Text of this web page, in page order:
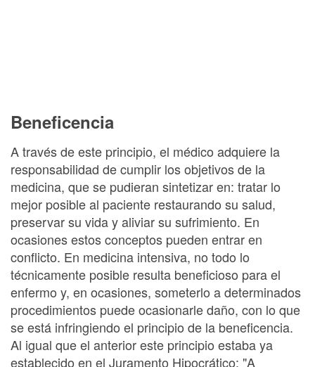
Beneficencia
A través de este principio, el médico adquiere la
responsabilidad de cumplir los objetivos de la
medicina, que se pudieran sintetizar en: tratar lo
mejor posible al paciente restaurando su salud,
preservar su vida y aliviar su sufrimiento. En
ocasiones estos conceptos pueden entrar en
conflicto. En medicina intensiva, no todo lo
técnicamente posible resulta beneficioso para el
enfermo y, en ocasiones, someterlo a determinados
procedimientos puede ocasionarle daño, con lo que
se está infringiendo el principio de la beneficencia.
Al igual que el anterior este principio estaba ya
establecido en el Juramento Hipocrático: "A